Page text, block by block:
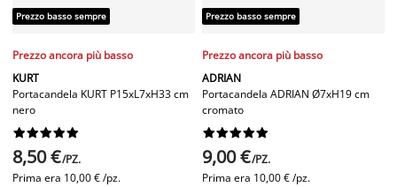
Prezzo basso sempre
Prezzo ancora più basso
KURT
Portacandela KURT P15xL7xH33 cm
nero






8,50 €/PZ.
Prima era 10,00 € /pz.
Prezzo basso sempre
Prezzo ancora più basso
ADRIAN
Portacandela ADRIAN Ø7xH19 cm
cromato






9,00 €/PZ.
Prima era 10,00 € /pz.